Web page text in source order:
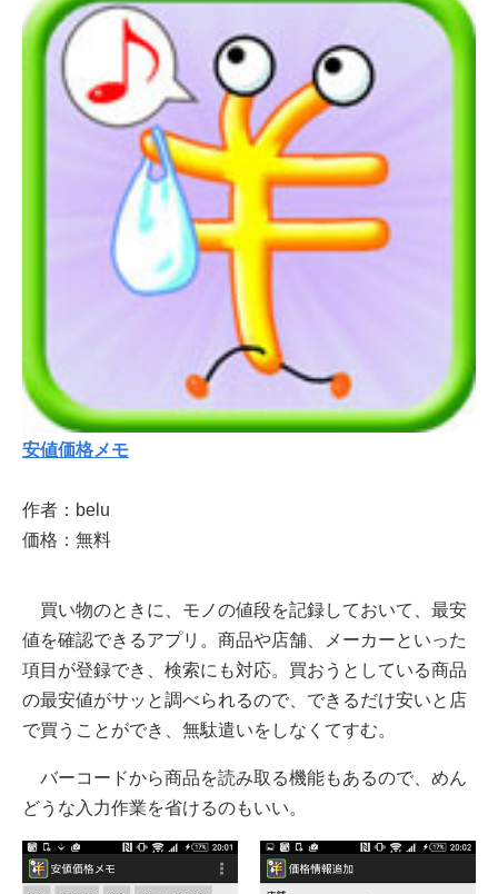
安値価格メモ
作者：belu
価格：無料
買い物のときに、モノの値段を記録しておいて、最安
値を確認できるアプリ。商品や店舗、メーカーといった
項目が登録でき、検索にも対応。買おうとしている商品
の最安値がサッと調べられるので、できるだけ安いと店
で買うことができ、無駄遣いをしなくてすむ。
バーコードから商品を読み取る機能もあるので、めん
どうな入力作業を省けるのもいい。